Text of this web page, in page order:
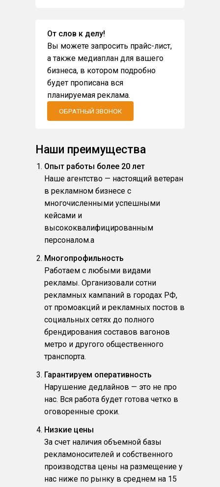
От слов к делу!
Вы можете запросить прайс-лист,
а также медиаплан для вашего
бизнеса, в котором подробно
будет прописана вся
планируемая реклама.
ОБРАТНЫЙ ЗВОНОК
Наши преимущества
Опыт работы более 20 лет
Наше агентство — настоящий ветеран
в рекламном бизнесе с
многочисленными успешными
кейсами и
высококвалифицированным
персоналом.a
Многопрофильность
Работаем с любыми видами
рекламы. Организовали сотни
рекламных кампаний в городах РФ,
от промоакций и рекламных постов в
социальных сетях до полного
брендирования составов вагонов
метро и другого общественного
транспорта.
Гарантируем оперативность
Нарушение дедлайнов — это не про
нас. Вся работа будет готова четко в
оговоренные сроки.
Низкие цены
За счет наличия объемной базы
рекламоносителей и собственного
производства цены на размещение у
нас ниже по рынку в среднем на 15